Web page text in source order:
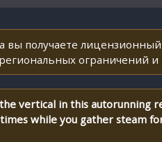
вы получаете
ограничений
vertical in this autorunning
while you gather steam